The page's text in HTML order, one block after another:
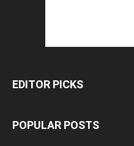
EDITOR PICKS
POPULAR POSTS